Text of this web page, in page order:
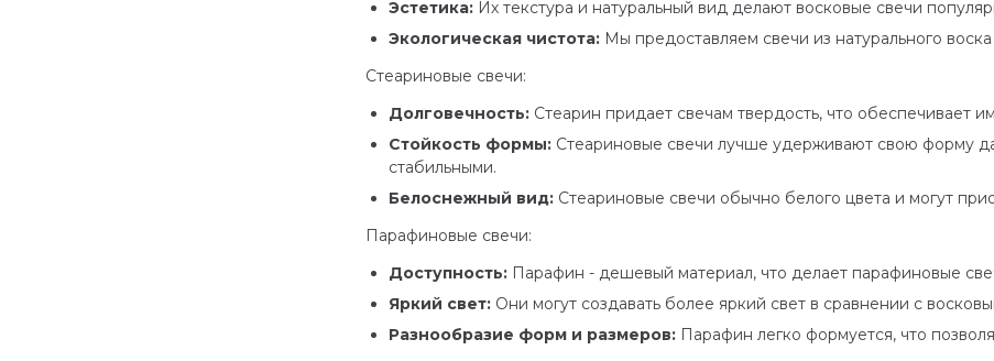
Эстетика: Их текстура и натуральный вид делают восковые свечи
Экологическая чистота: Мы предоставляем свечи из натурального
Стеариновые свечи:
Долговечность: Стеарин придает свечам твердость, что обеспечивает
Стойкость формы: Стеариновые свечи лучше удерживают свою форму
стабильными.
Белоснежный вид: Стеариновые свечи обычно белого цвета и могут
Парафиновые свечи:
Доступность: Парафин - дешевый материал, что делает парафиновые
Яркий свет: Они могут создавать более яркий свет в сравнении с
Разнообразие форм и размеров: Парафин легко формуется, что